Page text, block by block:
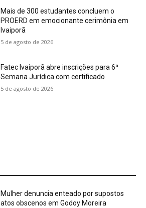
Mais de 300 estudantes concluem o
PROERD em emocionante cerimônia em
Ivaiporã
5 de agosto de 2026
Fatec Ivaiporã abre inscrições para 6ª
Semana Jurídica com certificado
5 de agosto de 2026
Mulher denuncia enteado por supostos
atos obscenos em Godoy Moreira